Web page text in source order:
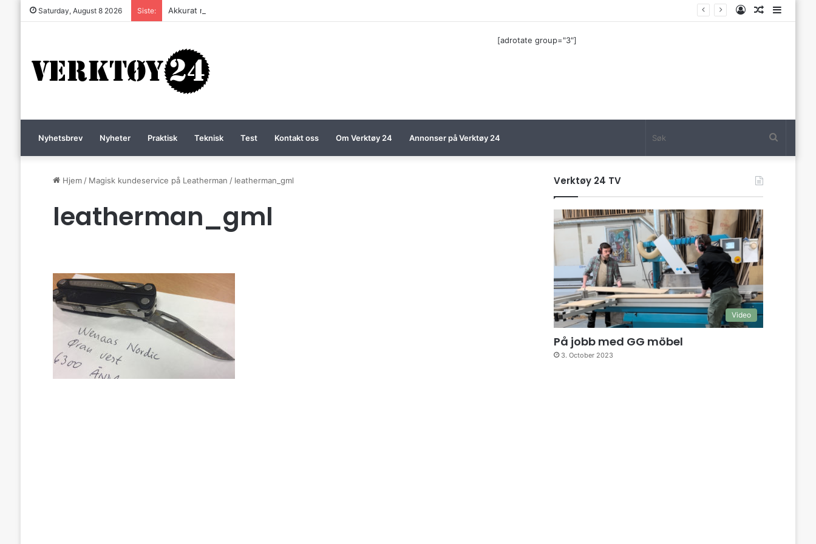
Saturday, August 8 2026 Siste: Akkurat nå er batteri-bordsaga til Festool billigere Sidebar
Tilfeldig
Log
[adrotate group="3"]
Nyhetsbrev Nyheter Praktisk Teknisk Test Kontakt oss Om Verktøy 24 Annonser på Verktøy 24
Hjem / Magisk kundeservice på Leatherman / leatherman_gml
leatherman_gml
Verktøy 24 TV
Video
På jobb med GG möbel
3. October 2023